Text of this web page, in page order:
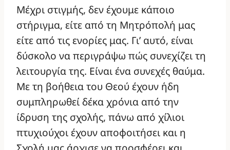
Μέχρι στιγμής, δεν έχουμε κάποιο
στήριγμα, είτε από τη Μητρόπολή μας
είτε από τις ενορίες μας. Γι’ αυτό, είναι
δύσκολο να περιγράψω πώς συνεχίζει τη
λειτουργία της. Είναι ένα συνεχές θαύμα.
Με τη βοήθεια του Θεού έχουν ήδη
συμπληρωθεί δέκα χρόνια από την
ίδρυση της σχολής, πάνω από χίλιοι
πτυχιούχοι έχουν αποφοιτήσει και η